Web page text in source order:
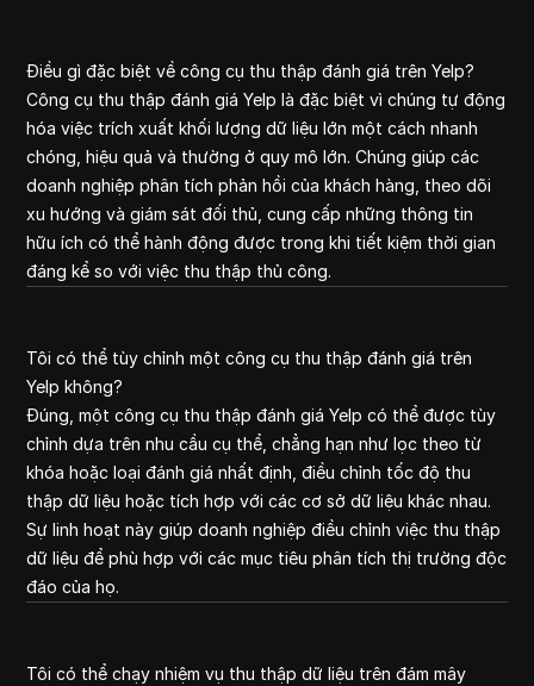
Điều gì đặc biệt về công cụ thu thập đánh giá trên Yelp?
Công cụ thu thập đánh giá Yelp là đặc biệt vì chúng tự động
hóa việc trích xuất khối lượng dữ liệu lớn một cách nhanh
chóng, hiệu quả và thường ở quy mô lớn. Chúng giúp các
doanh nghiệp phân tích phản hồi của khách hàng, theo dõi
xu hướng và giám sát đối thủ, cung cấp những thông tin
hữu ích có thể hành động được trong khi tiết kiệm thời gian
đáng kể so với việc thu thập thủ công.
Tôi có thể tùy chỉnh một công cụ thu thập đánh giá trên
Yelp không?
Đúng, một công cụ thu thập đánh giá Yelp có thể được tùy
chỉnh dựa trên nhu cầu cụ thể, chẳng hạn như lọc theo từ
khóa hoặc loại đánh giá nhất định, điều chỉnh tốc độ thu
thập dữ liệu hoặc tích hợp với các cơ sở dữ liệu khác nhau.
Sự linh hoạt này giúp doanh nghiệp điều chỉnh việc thu thập
dữ liệu để phù hợp với các mục tiêu phân tích thị trường độc
đáo của họ.
Tôi có thể chạy nhiệm vụ thu thập dữ liệu trên đám mây